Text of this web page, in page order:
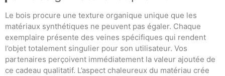
Le bois procure une texture organique unique que les
matériaux synthétiques ne peuvent pas égaler. Chaque
exemplaire présente des veines spécifiques qui rendent
l’objet totalement singulier pour son utilisateur. Vos
partenaires perçoivent immédiatement la valeur ajoutée de
ce cadeau qualitatif. L’aspect chaleureux du matériau crée